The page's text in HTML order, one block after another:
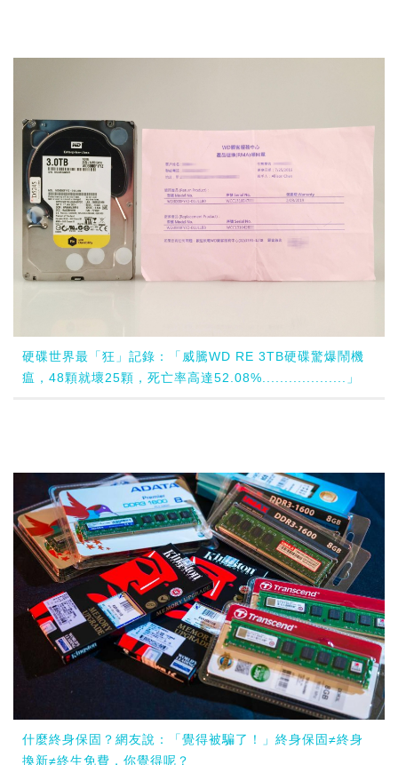
硬碟世界最「狂」記錄：「威騰WD RE 3TB硬碟驚爆鬧機
瘟，48顆就壞25顆，死亡率高達52.08%...................」
什麼終身保固？網友說：「覺得被騙了！」終身保固≠終身
換新≠終生免費，你覺得呢？